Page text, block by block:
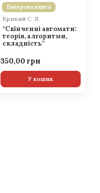
Паперова книга
Кривий С. Л.
“Скінченні автомати:
теорія, алгоритми,
складність”
350,00
У кошик